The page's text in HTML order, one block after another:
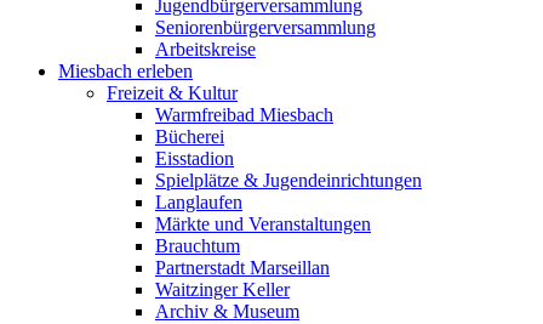
Jugendbürgerversammlung
Seniorenbürgerversammlung
Arbeitskreise
Miesbach erleben
Freizeit & Kultur
Warmfreibad Miesbach
Bücherei
Eisstadion
Spielplätze & Jugendeinrichtungen
Langlaufen
Märkte und Veranstaltungen
Brauchtum
Partnerstadt Marseillan
Waitzinger Keller
Archiv & Museum